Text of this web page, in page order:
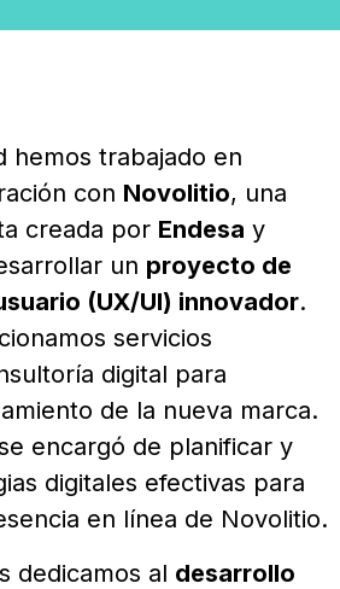
hemos trabajado en
con Novolitio, una
creada por Endesa y
un proyecto de
(UX/UI) innovador.
servicios
digital para
de la nueva marca.
encargó de planificar y
digitales efectivas para
en línea de Novolitio.
dedicamos al desarrollo